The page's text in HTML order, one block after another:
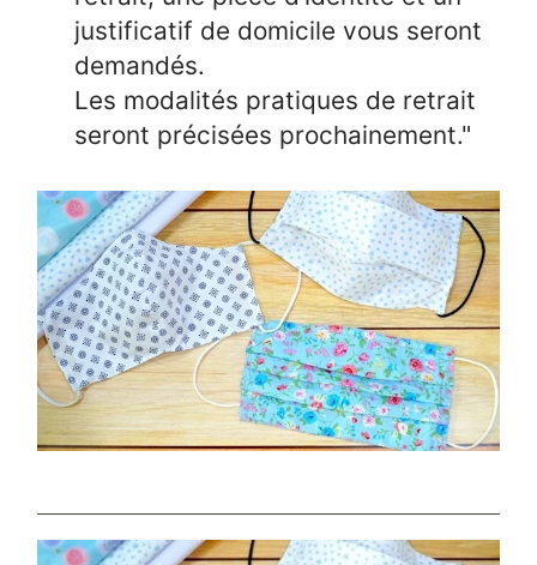
justificatif de domicile vous seront
demandés.
Les modalités pratiques de retrait
seront précisées prochainement."